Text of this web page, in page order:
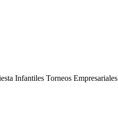
Infantiles Torneos Empresariales